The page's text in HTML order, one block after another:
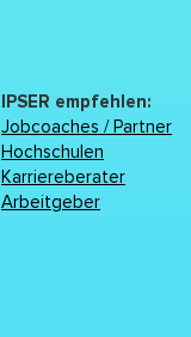
IPSER empfehlen:
Jobcoaches / Partner
Hochschulen
Karriereberater
Arbeitgeber